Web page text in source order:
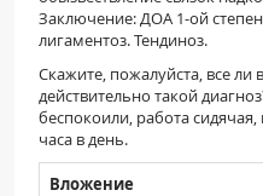
Заключение: ДОА 1-ой
лигаментоз. Тендиноз.
Скажите, пожалуйста, все ли
действительно такой
беспокоили, работа
часа в день.
Вложение